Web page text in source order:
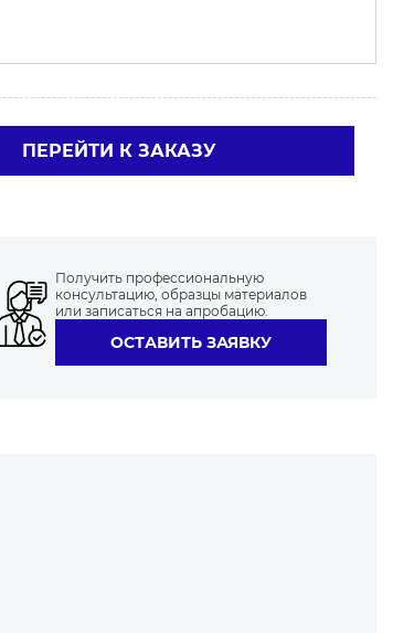
ПЕРЕЙТИ К ЗАКАЗУ
Получить профессиональную
консультацию, образцы материалов
или записаться на апробацию.
ОСТАВИТЬ ЗАЯВКУ